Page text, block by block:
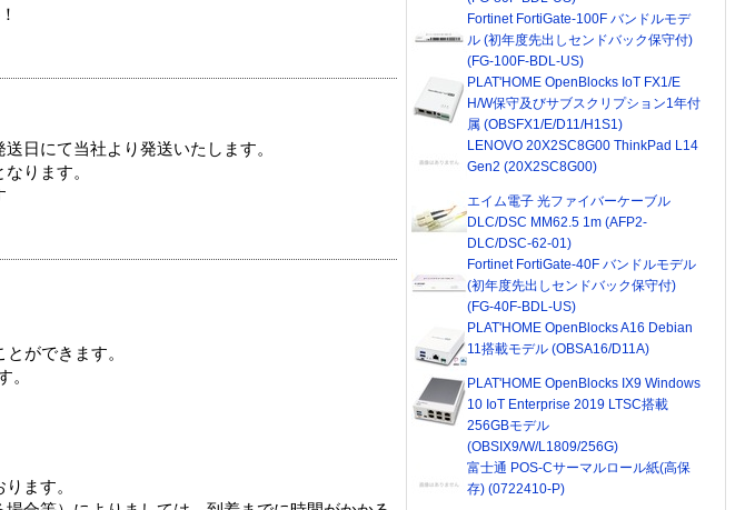
日にて当社より発送いたします。
ります。
ができます。
。
ます。
Fortinet FortiGate-100F バンドルモデ
ル (初年度先出しセンドバック保守付)
(FG-100F-BDL-US)
PLAT'HOME OpenBlocks IoT FX1/E
H/W保守及びサブスクリプション1年付
属 (OBSFX1/E/D11/H1S1)
LENOVO 20X2SC8G00 ThinkPad L14
Gen2 (20X2SC8G00)
エイム電子 光ファイバーケーブル
DLC/DSC MM62.5 1m (AFP2-
DLC/DSC-62-01)
Fortinet FortiGate-40F バンドルモデル
(初年度先出しセンドバック保守付)
(FG-40F-BDL-US)
PLAT'HOME OpenBlocks A16 Debian
11搭載モデル (OBSA16/D11A)
PLAT'HOME OpenBlocks IX9 Windows
10 IoT Enterprise 2019 LTSC搭載
256GBモデル
(OBSIX9/W/L1809/256G)
富士通 POS-Cサーマルロール紙(高保
存) (0722410-P)